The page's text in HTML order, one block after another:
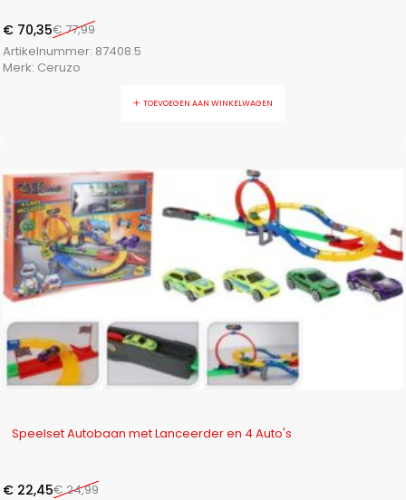
€77,99
€ 70,35
Artikelnummer: 87408.5
Merk: Ceruzo
TOEVOEGEN AAN WINKELWAGEN
Speelset Autobaan met Lanceerder en 4 Auto's
€24,99
€ 22,45